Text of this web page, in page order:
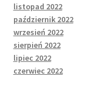
listopad 2022
październik 2022
wrzesień 2022
sierpień 2022
lipiec 2022
czerwiec 2022